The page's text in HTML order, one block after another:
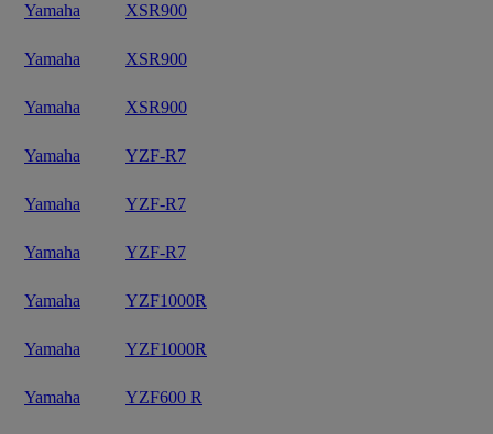
Yamaha XSR900
Yamaha XSR900
Yamaha XSR900
Yamaha YZF-R7
Yamaha YZF-R7
Yamaha YZF-R7
Yamaha YZF1000R
Yamaha YZF1000R
Yamaha YZF600 R